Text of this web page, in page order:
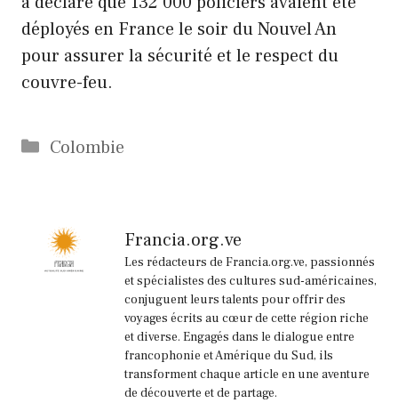
déployés en France le soir du Nouvel An
pour assurer la sécurité et le respect du
couvre-feu.
Catégories
Colombie
Francia.org.ve
Les rédacteurs de Francia.org.ve, passionnés
et spécialistes des cultures sud-américaines,
conjuguent leurs talents pour offrir des
voyages écrits au cœur de cette région riche
et diverse. Engagés dans le dialogue entre
francophonie et Amérique du Sud, ils
transforment chaque article en une aventure
de découverte et de partage.